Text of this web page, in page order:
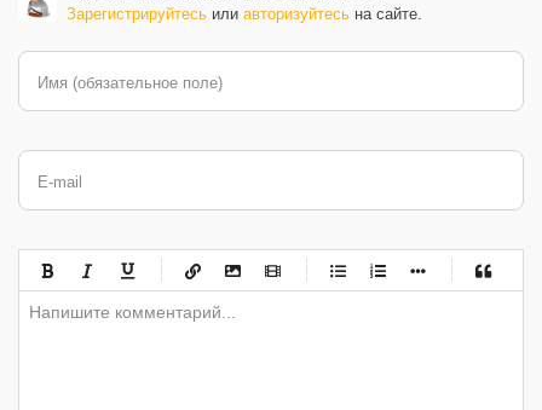
Зарегистрируйтесь или авторизуйтесь на сайте.
Имя (обязательное поле)
E-mail
-
-
-